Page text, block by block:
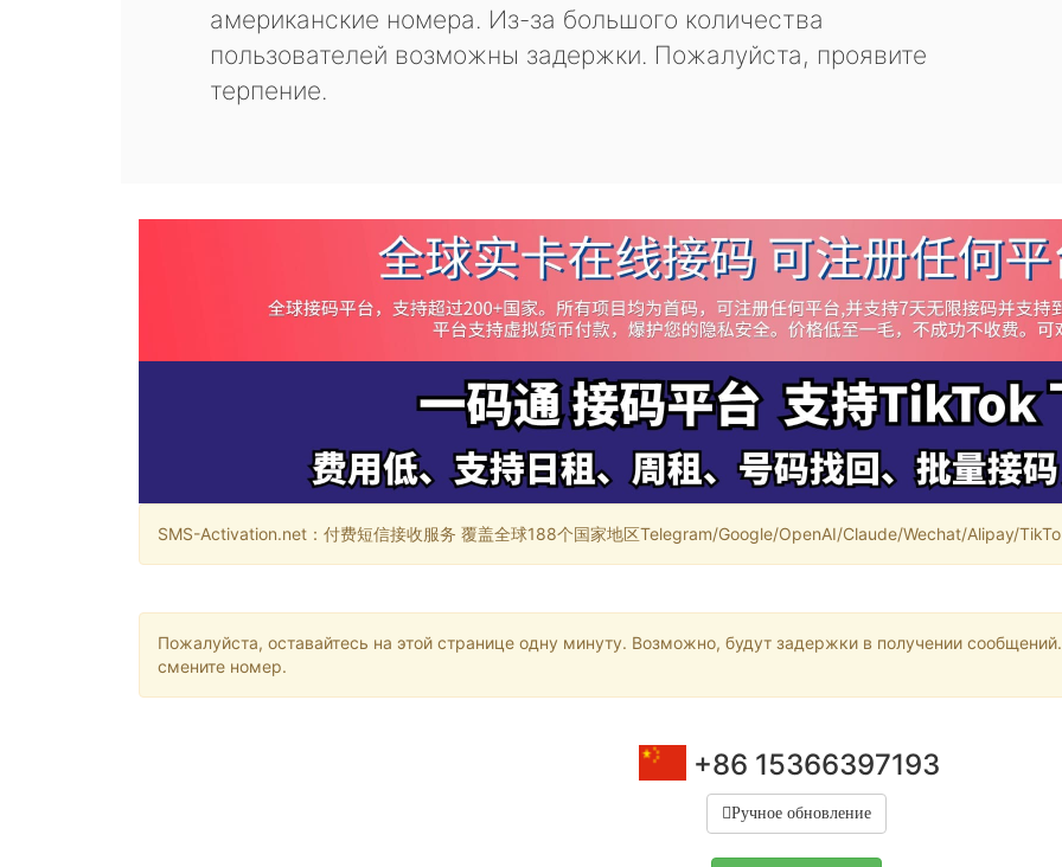
американские номера. Из-за большого количества
пользователей возможны задержки. Пожалуйста, проявите
терпение.
SMS-Activation.net：付费短信接收服务 覆盖全球188个国家地区Telegram/Google/OpenAI/Claude/Wechat/Alipay/
Пожалуйста, оставайтесь на этой странице одну минуту. Возможно, будут задержки в получении
смените номер.
+86 15366397193
Ручное обновление